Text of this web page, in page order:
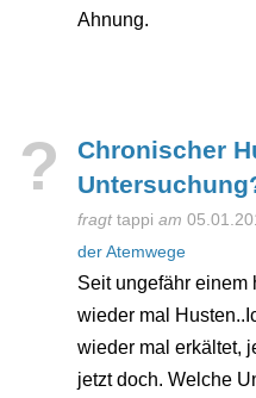
Ahnung.
?
Chronischer
fragt tappi am
der Atemwege
Seit ungefähr einem
wieder mal
wieder mal erkältet,
jetzt doch. Welche